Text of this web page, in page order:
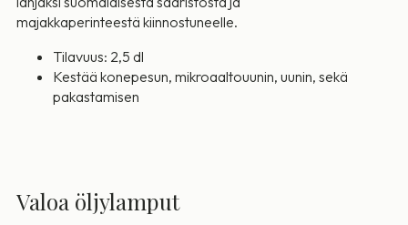
majakkaperinteestä kiinnostuneelle.
Tilavuus: 2,5 dl
Kestää konepesun, mikroaaltouunin, uunin, sekä
pakastamisen
Valoa öljylamput